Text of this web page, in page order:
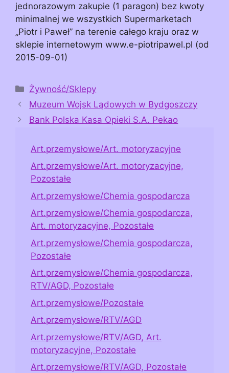
jednorazowym zakupie (1 paragon) bez kwoty
minimalnej we wszystkich Supermarketach
„Piotr i Paweł” na terenie całego kraju oraz w
sklepie internetowym www.e-piotripawel.pl (od
2015-09-01)
Kategorie
Żywność/Sklepy
Muzeum Wojsk Lądowych w Bydgoszczy
Bank Polska Kasa Opieki S.A. Pekao
Art.przemysłowe/Art. motoryzacyjne
Art.przemysłowe/Art. motoryzacyjne,
Pozostałe
Art.przemysłowe/Chemia gospodarcza
Art.przemysłowe/Chemia gospodarcza,
Art. motoryzacyjne, Pozostałe
Art.przemysłowe/Chemia gospodarcza,
Pozostałe
Art.przemysłowe/Chemia gospodarcza,
RTV/AGD, Pozostałe
Art.przemysłowe/Pozostałe
Art.przemysłowe/RTV/AGD
Art.przemysłowe/RTV/AGD, Art.
motoryzacyjne, Pozostałe
Art.przemysłowe/RTV/AGD, Pozostałe